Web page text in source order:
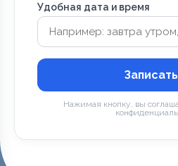
Удобная дата и время
Нажимая кнопку, вы